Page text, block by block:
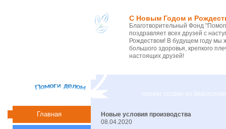
С Новым Годом и
Благотворительный Фонд
поздравляет всех друзей с
Рождеством! В будущем году
большого здоровья, крепкого
настоящих друзей!
проект создан по
Новые условия производства
08.04.2020
Главная